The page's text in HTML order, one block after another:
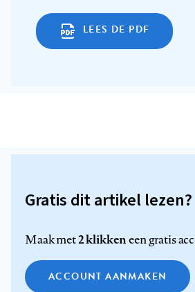
LEES DE PDF
Gratis dit artikel lezen?
Maak met2 klikkeneen gratis
ACCOUNT AANMAKEN